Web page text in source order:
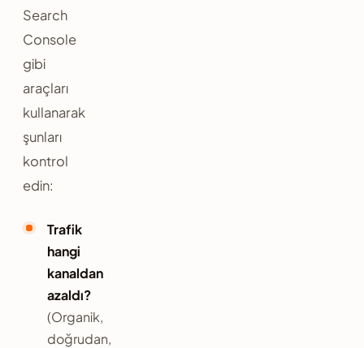
Search
Console
gibi
araçları
kullanarak
şunları
kontrol
edin:
Trafik
hangi
kanaldan
azaldı?
(Organik,
doğrudan,